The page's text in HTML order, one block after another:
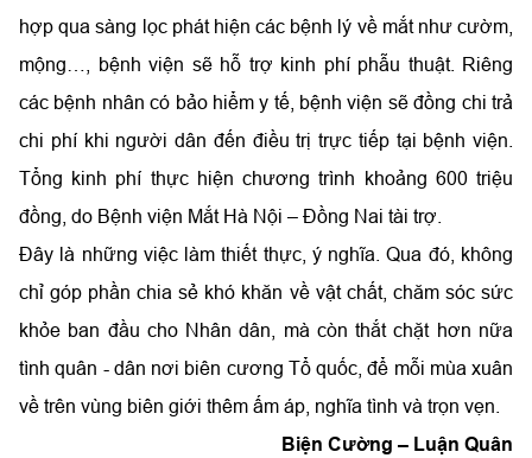
hợp qua sàng lọc phát hiện các bệnh lý về mắt như cườm,
mộng…, bệnh viện sẽ hỗ trợ kinh phí phẫu thuật. Riêng
các bệnh nhân có bảo hiểm y tế, bệnh viện sẽ đồng chi trả
chi phí khi người dân đến điều trị trực tiếp tại bệnh viện.
Tổng kinh phí thực hiện chương trình khoảng 600 triệu
đồng, do Bệnh viện Mắt Hà Nội – Đồng Nai tài trợ.
Đây là những việc làm thiết thực, ý nghĩa. Qua đó, không
chỉ góp phần chia sẻ khó khăn về vật chất, chăm sóc sức
khỏe ban đầu cho Nhân dân, mà còn thắt chặt hơn nữa
tình quân - dân nơi biên cương Tổ quốc, để mỗi mùa xuân
về trên vùng biên giới thêm ấm áp, nghĩa tình và trọn vẹn.
Biện Cường – Luận Quân